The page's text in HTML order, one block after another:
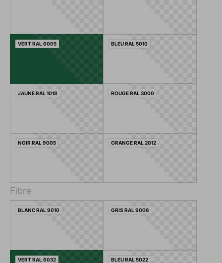
VERT RAL 6005 BLEU RAL 5010
JAUNE RAL 1018 ROUGE RAL 3000
NOIR RAL 9005 ORANGE RAL 2012
Fibre
BLANC RAL 9010 GRIS RAL 9006
VERT RAL 6032 BLEU RAL 5022